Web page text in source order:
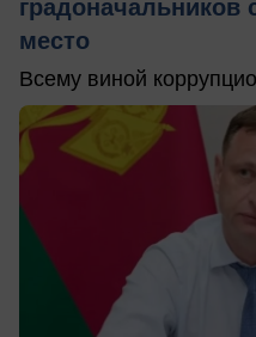
градоначальников
место
Всему виной